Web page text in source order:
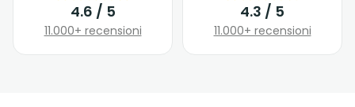
4.6 / 5
11.000+ recensioni
4.3 / 5
11.000+ recensioni